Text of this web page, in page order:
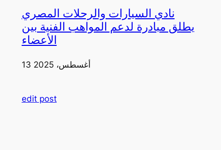
نادي السيارات والرحلات المصري
يطلق مبادرة لدعم المواهب الفنية بين
الأعضاء
13 أغسطس، 2025
edit post